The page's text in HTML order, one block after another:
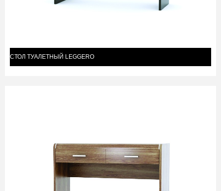
СТОЛ ТУАЛЕТНЫЙ LEGGERO